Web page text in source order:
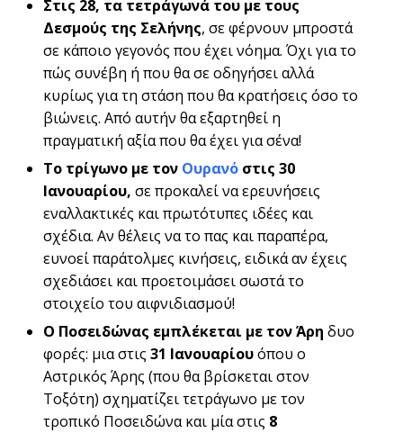
Στις 28, τα τετράγωνά του με τους
Δεσμούς της Σελήνης, σε φέρνουν μπροστά
σε κάποιο γεγονός που έχει νόημα. Όχι για το
πώς συνέβη ή που θα σε οδηγήσει αλλά
κυρίως για τη στάση που θα κρατήσεις όσο το
βιώνεις. Από αυτήν θα εξαρτηθεί η
πραγματική αξία που θα έχει για σένα!
Το τρίγωνο με τον Ουρανό στις 30
Ιανουαρίου, σε προκαλεί να ερευνήσεις
εναλλακτικές και πρωτότυπες ιδέες και
σχέδια. Αν θέλεις να το πας και παραπέρα,
ευνοεί παράτολμες κινήσεις, ειδικά αν έχεις
σχεδιάσει και προετοιμάσει σωστά το
στοιχείο του αιφνιδιασμού!
Ο Ποσειδώνας εμπλέκεται με τον Άρη δυο
φορές: μια στις 31 Ιανουαρίουόπου ο
Αστρικός Άρης (που θα βρίσκεται στον
Τοξότη) σχηματίζει τετράγωνο με τον
τροπικό Ποσειδώνα και μία στις 8